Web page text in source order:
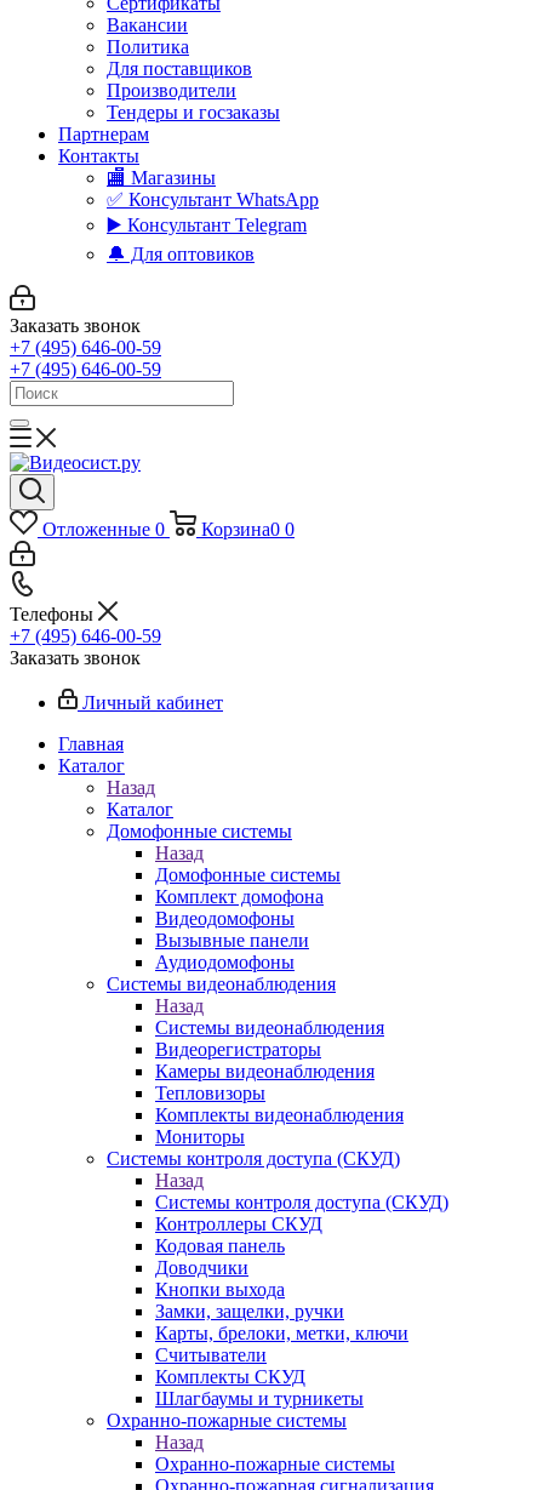
Вакансии
Политика
Для поставщиков
Производители
Тендеры и госзаказы
Партнерам
Контакты
🏬 Магазины
✅️ Консультант WhatsApp
▶️ Консультант Telegram
🔔 Для оптовиков
Заказать звонок
+7 (495) 646-00-59
+7 (495) 646-00-59
Отложенные 0 Корзина0 0
Телефоны
+7 (495) 646-00-59
Заказать звонок
Личный кабинет
Главная
Каталог
Назад
Каталог
Домофонные системы
Назад
Домофонные системы
Комплект домофона
Видеодомофоны
Вызывные панели
Аудиодомофоны
Системы видеонаблюдения
Назад
Системы видеонаблюдения
Видеорегистраторы
Камеры видеонаблюдения
Тепловизоры
Комплекты видеонаблюдения
Мониторы
Системы контроля доступа (СКУД)
Назад
Системы контроля доступа (СКУД)
Контроллеры СКУД
Кодовая панель
Доводчики
Кнопки выхода
Замки, защелки, ручки
Карты, брелоки, метки, ключи
Считыватели
Комплекты СКУД
Шлагбаумы и турникеты
Охранно-пожарные системы
Назад
Охранно-пожарные системы
Охранно-пожарная сигнализация